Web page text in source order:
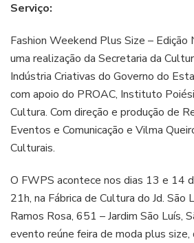
Serviço:
Fashion Weekend Plus Size –
uma realização da Secretaria da
Indústria Criativas do Governo do
com apoio do PROAC, Instituto
Cultura. Com direção e produção de
Eventos e Comunicação e Vilma
Culturais.
O FWPS acontece nos dias 13 e 14
21h, na Fábrica de Cultura do Jd. São
Ramos Rosa, 651 – Jardim São Luís,
evento reúne feira de moda plus